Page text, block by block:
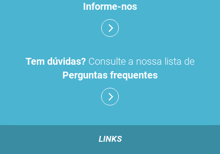
Informe-nos
Tem dúvidas? Consulte a nossa lista de
Perguntas frequentes
LINKS